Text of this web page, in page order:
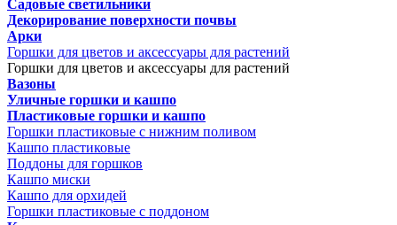
Садовые светильники
Декорирование поверхности почвы
Арки
Горшки для цветов и аксессуары для растений
Горшки для цветов и аксессуары для растений
Вазоны
Уличные горшки и кашпо
Пластиковые горшки и кашпо
Горшки пластиковые с нижним поливом
Кашпо пластиковые
Поддоны для горшков
Кашпо миски
Кашпо для орхидей
Горшки пластиковые с поддоном